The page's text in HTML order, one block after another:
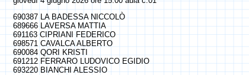
690387 LA BADESSA NICCOLÒ
689666 LAVERSA MATTIA
691163 CIPRIANI FEDERICO
698571 CAVALCA ALBERTO
690084 QORI KRISTI
691212 FERRARO LUDOVICO EGIDIO
693220 BIANCHI ALESSIO